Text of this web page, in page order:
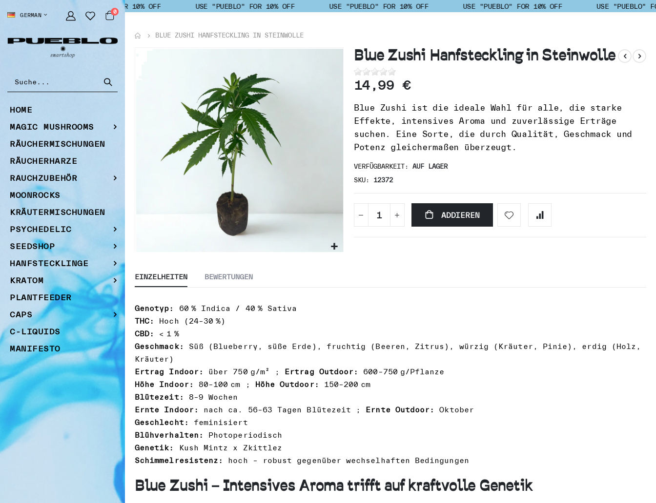
USE "PUEBLO" FOR 10% OFF USE "PUEBLO" FOR 10% OFF USE "PUEBLO" FOR 10% OFF USE "PUEBLO" FOR 10% OFF USE "PUEBLO"
SPRACHEGERMAN
Cart
0Artikel
HOME
MAGIC MUSHROOMS
RÄUCHERMISCHUNGEN
RÄUCHERHARZE
RAUCHZUBEHÖR
MOONROCKS
KRÄUTERMISCHUNGEN
PSYCHEDELIC
SEEDSHOP
HANFSTECKLINGE
KRATOM
PLANTFEEDER
CAPS
C-LIQUIDS
MANIFESTO
BLUE ZUSHI HANFSTECKLING IN STEINWOLLE
der
springen
Blue Zushi Hanfsteckling in Steinwolle
14,99 €
Blue Zushi ist die ideale Wahl für alle, die starke
Effekte, intensives Aroma und zuverlässige Erträge
suchen. Eine Sorte, die durch Qualität, Geschmack und
Potenz gleichermaßen überzeugt.
VERFÜGBARKEIT:
AUF LAGER
SKU
12372
ADDIEREN
EINZELHEITEN
Genotyp:
60 % Indica / 40 % Sativa
THC:
Hoch (24–30 %)
CBD:
< 1 %
Geschmack:
Süß (Blueberry, süße Erde), fruchtig (Beeren, Zitrus), würzig (Kräuter, Pinie), erdig (Holz,
Kräuter)
Ertrag Indoor:
über 750 g/m² ; Ertrag Outdoor:
600–750 g/Pflanze
Höhe Indoor:
80–100 cm ; Höhe Outdoor:
150–200 cm
Blütezeit:
8–9 Wochen
Ernte Indoor:
nach ca. 56–63 Tagen Blütezeit ; Ernte Outdoor:
Oktober
Geschlecht:
feminisiert
Blühverhalten:
Photoperiodisch
Genetik:
Kush Mintz x Zkittlez
Schimmelresistenz:
hoch – robust gegenüber wechselhaften Bedingungen
Blue Zushi – Intensives Aroma trifft auf kraftvolle Genetik
BEWERTUNGEN